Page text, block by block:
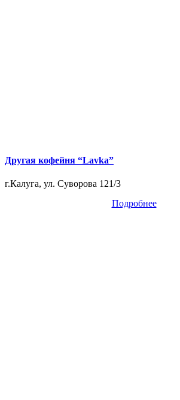
Другая кофейня “Lavka”
г.Калуга, ул. Суворова 121/3
Подробнее